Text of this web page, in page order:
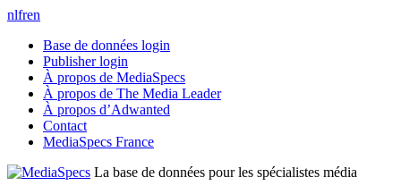
nlfren
Base de données login
Publisher login
À propos de MediaSpecs
À propos de The Media Leader
À propos d’Adwanted
Contact
MediaSpecs France
La base de données pour les spécialistes média